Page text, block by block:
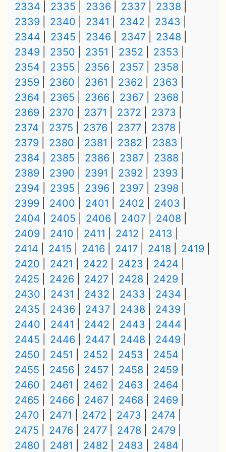
2334
2335 2336 2337
2338
2339
2340 2341 2342
2343
2344
2345 2346 2347
2348
2349
2350 2351 2352
2353
2354
2355 2356 2357
2358
2359
2360 2361 2362
2363
2364
2365 2366 2367
2368
2369
2370 2371 2372
2373
2374
2375 2376 2377
2378
2379
2380 2381 2382
2383
2384
2385 2386 2387
2388
2389
2390 2391 2392
2393
2394
2395 2396 2397
2398
2399
2400 2401 2402
2403
2404
2405 2406 2407
2408
2409
2410 2411 2412
2413
2414
2415 2416 2417 2418
2419
2420
2421 2422 2423
2424
2425
2426 2427 2428
2429
2430
2431 2432 2433
2434
2435
2436 2437 2438
2439
2440
2441 2442 2443
2444
2445
2446 2447 2448
2449
2450
2451 2452 2453
2454
2455
2456 2457 2458
2459
2460
2461 2462 2463
2464
2465
2466 2467 2468
2469
2470
2471 2472 2473
2474
2475
2476 2477 2478
2479
2480
2481 2482 2483
2484